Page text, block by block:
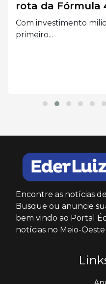
rota da Fórmula
Com investimento
primeiro...
Encontre as notícias
Busque ou anuncie
bem vindo ao Portal
notícias no Meio-